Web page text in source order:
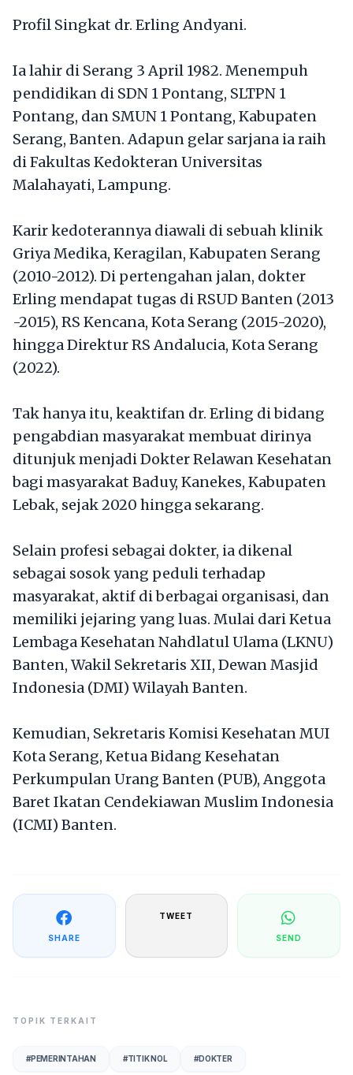
Profil Singkat dr. Erling Andyani.
Ia lahir di Serang 3 April 1982. Menempuh
pendidikan di SDN 1 Pontang, SLTPN 1
Pontang, dan SMUN 1 Pontang, Kabupaten
Serang, Banten. Adapun gelar sarjana ia raih
di Fakultas Kedokteran Universitas
Malahayati, Lampung.
Karir kedoterannya diawali di sebuah klinik
Griya Medika, Keragilan, Kabupaten Serang
(2010-2012). Di pertengahan jalan, dokter
Erling mendapat tugas di RSUD Banten (2013
-2015), RS Kencana, Kota Serang (2015-2020),
hingga Direktur RS Andalucia, Kota Serang
(2022).
Tak hanya itu, keaktifan dr. Erling di bidang
pengabdian masyarakat membuat dirinya
ditunjuk menjadi Dokter Relawan Kesehatan
bagi masyarakat Baduy, Kanekes, Kabupaten
Lebak, sejak 2020 hingga sekarang.
Selain profesi sebagai dokter, ia dikenal
sebagai sosok yang peduli terhadap
masyarakat, aktif di berbagai organisasi, dan
memiliki jejaring yang luas. Mulai dari Ketua
Lembaga Kesehatan Nahdlatul Ulama (LKNU)
Banten, Wakil Sekretaris XII, Dewan Masjid
Indonesia (DMI) Wilayah Banten.
Kemudian, Sekretaris Komisi Kesehatan MUI
Kota Serang, Ketua Bidang Kesehatan
Perkumpulan Urang Banten (PUB), Anggota
Baret Ikatan Cendekiawan Muslim Indonesia
(ICMI) Banten.
SHARE
TWEET
SEND
TOPIK TERKAIT
#PEMERINTAHAN #TITIK NOL #DOKTER